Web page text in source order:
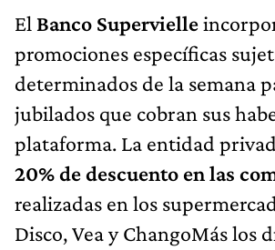
El Banco Supervielle
promociones específicas
determinados de la semana
jubilados que cobran sus
plataforma. La entidad
20% de descuento en las
realizadas en los
Disco, Vea y ChangoMás los